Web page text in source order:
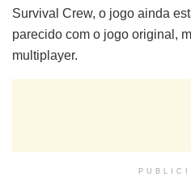
Survival Crew, o jogo ainda
parecido com o jogo original,
multiplayer.